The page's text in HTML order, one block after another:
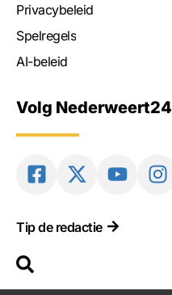
Privacybeleid
Spelregels
AI-beleid
Volg Nederweert24
Tip de redactie